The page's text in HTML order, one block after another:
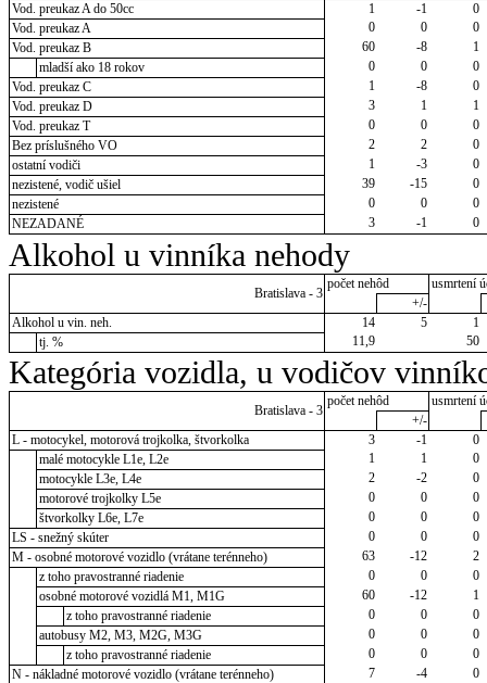
Vod. preukaz A do 50cc
1 -1
0
Vod. preukaz A
0 0
0
Vod. preukaz B
60 -8
1
mladší ako 18 rokov
0 0
0
Vod. preukaz C
1 -8
0
Vod. preukaz D
3 1
1
Vod. preukaz T
0 0
0
Bez príslušného VO
2 2
0
ostatní vodiči
1 -3
0
nezistené, vodič ušiel
39 -15
0
nezistené
0 0
0
NEZADANÉ
3 -1 0
Alkohol u vinníka nehody
Bratislava - 3
počet nehôd
usmrtení
+/-
Alkohol u vin. neh.
14 5
1
tj. %
11,9 50
Kategória vozidla, u vodičov
Bratislava - 3
počet nehôd
usmrtení
+/-
L - motocykel, motorová trojkolka, štvorkolka
3 -1
0
malé motocykle L1e, L2e
1 1
0
motocykle L3e, L4e
2 -2
0
motorové trojkolky L5e
0 0
0
štvorkolky L6e, L7e
0 0
0
LS - snežný skúter
0 0
0
M - osobné motorové vozidlo (vrátane terénneho)
63 -12
2
z toho pravostranné riadenie
0 0
0
osobné motorové vozidlá M1, M1G
60 -12
1
z toho pravostranné riadenie
0 0
0
autobusy M2, M3, M2G, M3G
0 0
0
z toho pravostranné riadenie
0 0
0
N - nákladné motorové vozidlo (vrátane terénneho)
7 -4
0